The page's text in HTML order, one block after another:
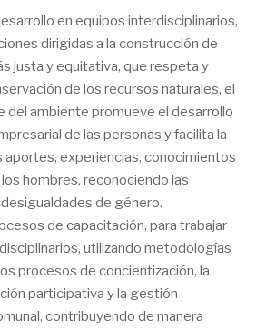
en equipos interdisciplinarios,
dirigidas a la construcción de
justa y equitativa, que respeta y
de los recursos naturales, el
del ambiente promueve el desarrollo
de las personas y facilita la
aportes, experiencias, conocimientos
hombres, reconociendo las
de género.
de capacitación, para trabajar
utilizando metodologías
procesos de concientización, la
participativa y la gestión
contribuyendo de manera